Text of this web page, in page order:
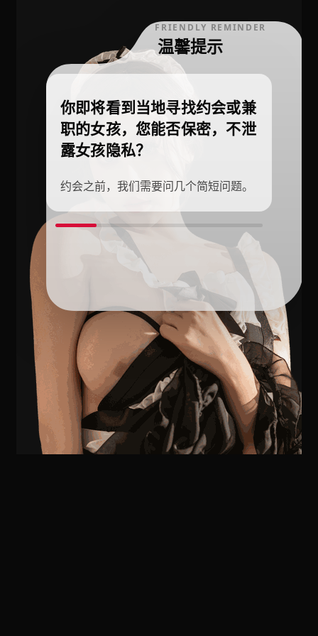
FRIENDLY REMINDER
温馨提示
你即将看到当地寻找约会或兼
职的女孩，您能否保密，不泄
露女孩隐私？
约会之前，我们需要问几个简短问题。